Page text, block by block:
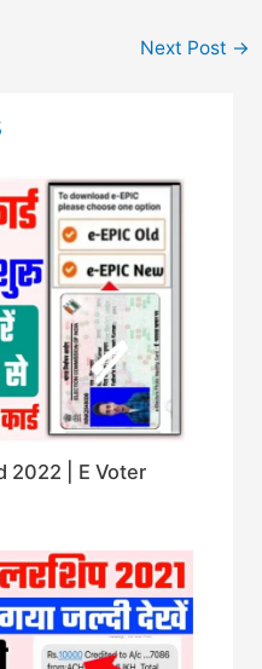
Next Post →
2022 | E Voter